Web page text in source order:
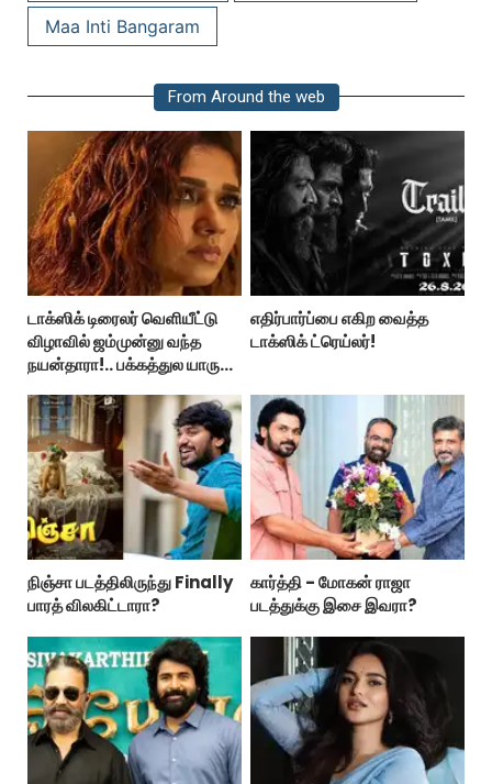
Maa Inti Bangaram
From Around the web
டாக்ஸிக் டிரைலர் வெளியீட்டு
விழாவில் ஜம்முன்னு வந்த
நயன்தாரா!.. பக்கத்துல யாரு
எதிர்பார்ப்பை எகிற வைத்த
டாக்ஸிக் ட்ரெய்லர்!
நிஞ்சா படத்திலிருந்து Finally
பாரத் விலகிட்டாரா?
கார்த்தி - மோகன் ராஜா
படத்துக்கு இசை இவரா?